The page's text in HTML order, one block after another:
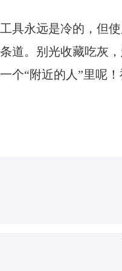
工具永远是冷的，但
条道。别光收藏吃灰，
一个“附近的人”里呢